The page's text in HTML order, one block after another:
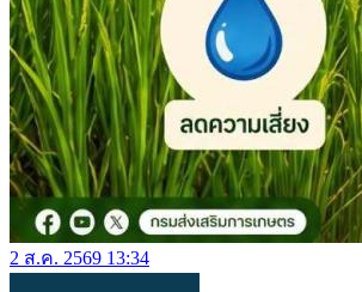
2 ส.ค. 2569 13:34